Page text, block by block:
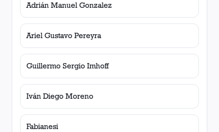
Adrián Manuel Gonzalez
Ariel Gustavo Pereyra
Guillermo Sergio Imhoff
Iván Diego Moreno
Fabianesi